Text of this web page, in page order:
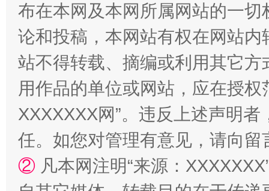
扯下公款旅游的“隐身衣” 如何以
布在本网及本网所属网站的一
论和投稿，本网站有权在网站
站不得转载、摘编或利用其它
用作品的单位或网站，应在授
XXXXXXX网”。违反上述声明
任。如您对管理有意见，请向
② 凡本网注明“来源：